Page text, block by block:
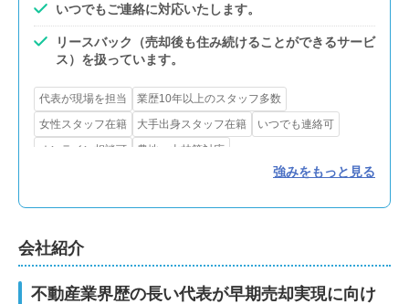
いつでもご連絡に対応いたします。
リースバック（売却後も住み続けることができるサービ
ス）を扱っています。
代表が現場を担当
業歴10年以上のスタッフ多数
女性スタッフ在籍
大手出身スタッフ在籍
いつでも連絡可
オンライン相談可
農地・山林等対応
引越し業者紹介サービスあり
強みをもっと見る
会社紹介
不動産業界歴の長い代表が早期売却実現に向け